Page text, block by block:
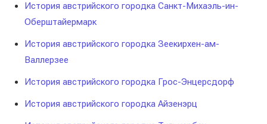
История австрийского городка Санкт-Михаэль-ин-
Оберштайермарк
История австрийского городка Зеекирхен-ам-
Валлерзее
История австрийского городка Грос-Энцерсдорф
История австрийского городка Айзенэрц